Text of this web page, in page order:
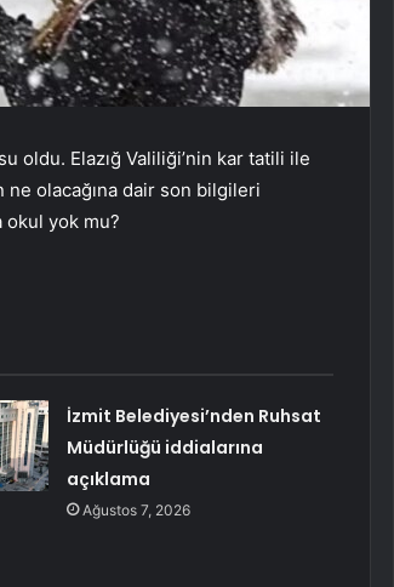
oldu. Elazığ Valiliği’nin kar tatili ile
ne olacağına dair son bilgileri
okul yok mu?
İzmit Belediyesi’nden Ruhsat
Müdürlüğü iddialarına
açıklama
Ağustos 7, 2026